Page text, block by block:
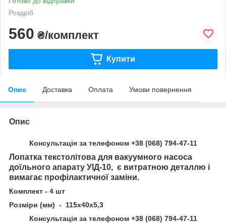
Роздріб
560 ₴/комплект
Купити
Опис Доставка Оплата Умови повернення
Опис
Консультація за телефоном +38 (068) 794-47-11
Лопатка текстолітова для вакуумного насоса
доїльного апарату УІД-10, є витратною деталлю і
вимагає профілактичної заміни.
Комплект - 4 шт
Розміри (мм) - 115х40х5,3
Консультація за телефоном +38 (068) 794-47-11